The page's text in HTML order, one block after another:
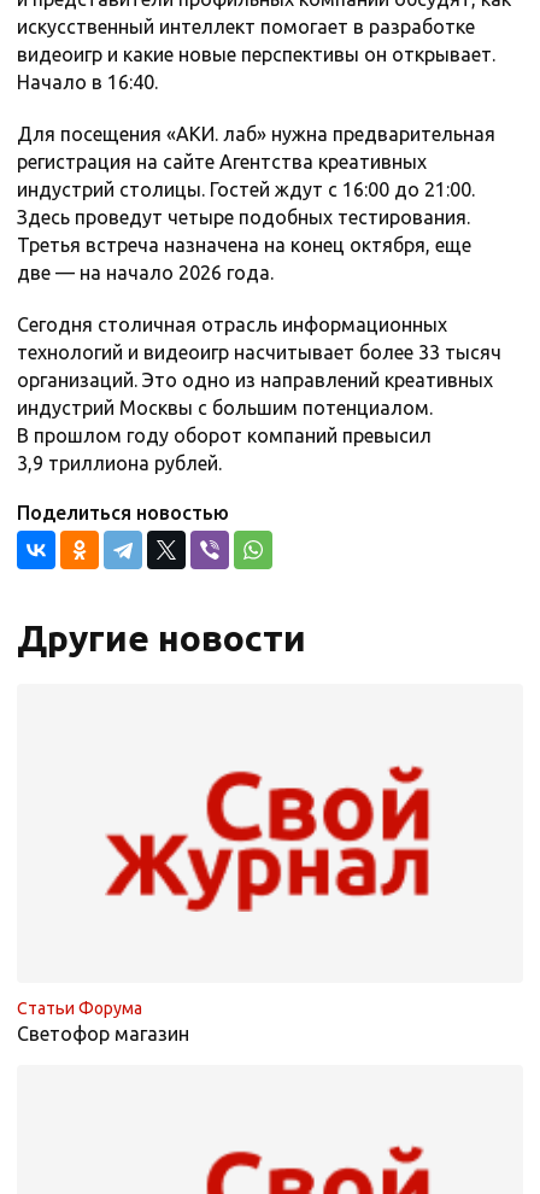
искусственный интеллект помогает в разработке
видеоигр и какие новые перспективы он открывает.
Начало в 16:40.
Для посещения «АКИ. лаб» нужна предварительная
регистрация на сайте Агентства креативных
индустрий столицы. Гостей ждут с 16:00 до 21:00.
Здесь проведут четыре подобных тестирования.
Третья встреча назначена на конец октября, еще
две — на начало 2026 года.
Сегодня столичная отрасль информационных
технологий и видеоигр насчитывает более 33 тысяч
организаций. Это одно из направлений креативных
индустрий Москвы с большим потенциалом.
В прошлом году оборот компаний превысил
3,9 триллиона рублей.
Поделиться новостью
Другие новости
Статьи Форума
Светофор магазин